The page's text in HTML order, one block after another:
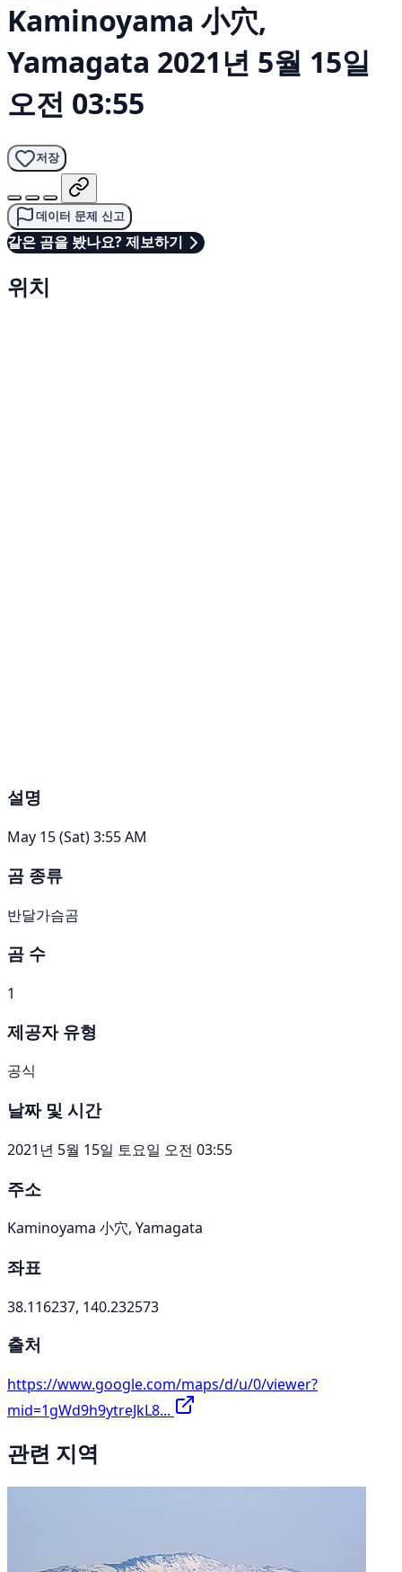
Kaminoyama 小穴,
Yamagata 2021년 5월 15일
오전 03:55
저장
데이터 문제 신고
같은 곰을 봤나요? 제보하기
위치
설명
May 15 (Sat) 3:55 AM
곰 종류
반달가슴곰
곰 수
1
제공자 유형
공식
날짜 및 시간
2021년 5월 15일 토요일 오전 03:55
주소
Kaminoyama 小穴, Yamagata
좌표
38.116237, 140.232573
출처
https://www.google.com/maps/d/u/0/viewer?
mid=1gWd9h9ytreJkL8...
관련 지역